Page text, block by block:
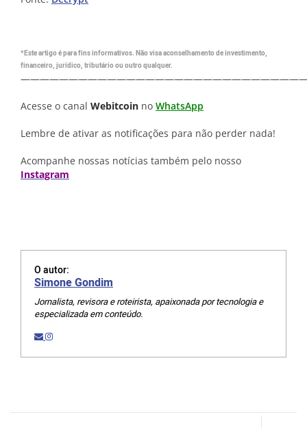
*Este artigo é para fins informativos. Não visa aconselhamento de investimento,
financeiro, jurídico, tributário ou outro qualquer.
Acesse o canal Webitcoin no WhatsApp
Lembre de ativar as notificações para não perder nada!
Acompanhe nossas notícias também pelo nosso
Instagram
O autor:
Simone Gondim
Jornalista, revisora e roteirista, apaixonada por tecnologia e
especializada em conteúdo.